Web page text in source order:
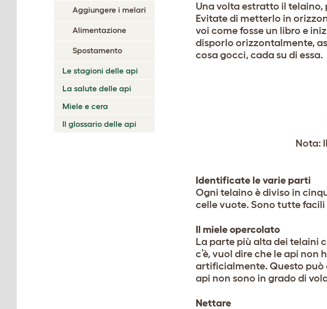
Aggiungere i melari
Alimentazione
Spostamento
Le stagioni delle api
La salute delle api
Miele e cera
Il glossario delle api
Una volta estratto il
Evitate di metterlo in
voi come fosse un libro e
disporlo orizzontalmente,
cosa gocci, cada su di essa.
Nota:
Identificate le varie parti
Ogni telaino è diviso in
celle vuote. Sono tutte
Il miele opercolato
La parte più alta dei telaini
c’è, vuol dire che le api
artificialmente. Questo può
api non sono in grado di
Nettare